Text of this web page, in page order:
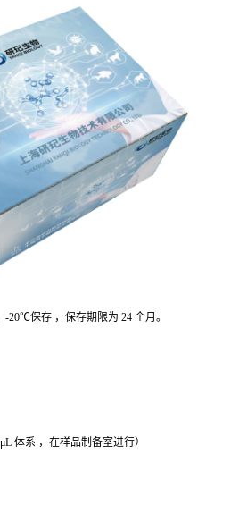
-20℃保存 ，保存期限为 24 个月。
体系 ，在样品制备室进行）